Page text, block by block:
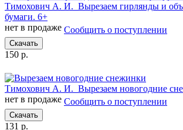
Тимохович А. И. Вырезаем гирлянды и
бумаги. 6+
нет в продаже Сообщить о поступлении
Скачать
150 р.
Тимохович А. И. Вырезаем новогодние
нет в продаже Сообщить о поступлении
Скачать
131 р.